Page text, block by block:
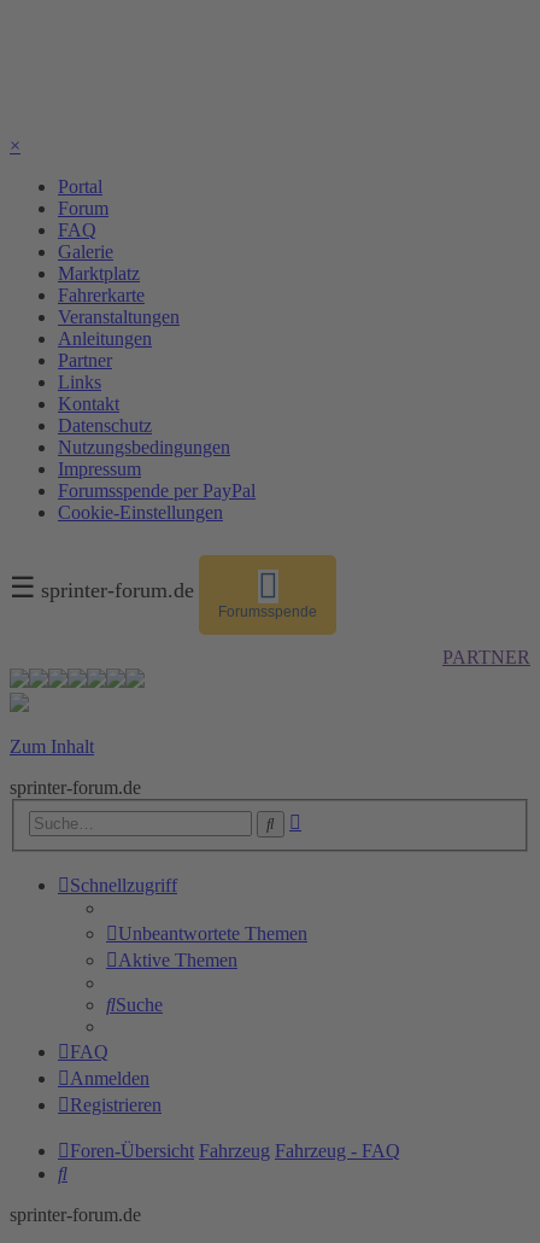
×
Portal
Forum
FAQ
Galerie
Marktplatz
Fahrerkarte
Veranstaltungen
Anleitungen
Partner
Links
Kontakt
Datenschutz
Nutzungsbedingungen
Impressum
Forumsspende per PayPal
Cookie-Einstellungen
☰ sprinter-forum.de
Forumsspende
PARTNER
Zum Inhalt
sprinter-forum.de
Suche
Schnellzugriff
Unbeantwortete Themen
Aktive Themen
Suche
FAQ
Anmelden
Registrieren
Foren-Übersicht Fahrzeug Fahrzeug - FAQ
Suche
sprinter-forum.de